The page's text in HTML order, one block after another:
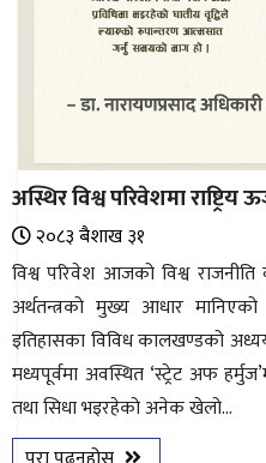
अस्थिर विश्व परिवेशमा
२०८३ ब‌ैशाख ३१
विश्व परिवेश आजको विश्व
अर्थतन्त्रको मुख्य आधार
इतिहासका विविध कालखण्डको
मध्यपूर्वमा अवस्थित ‘स्ट्रेट अफ
तथा सिधा भइरहेको अनेक खेलो...